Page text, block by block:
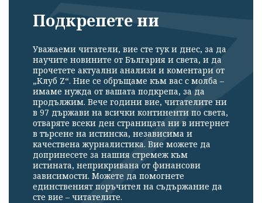
Подкрепете ни
Уважаеми читатели, вие сте тук и днес, за да
научите новините от България и света, и да
прочетете актуални анализи и коментари от
„Клуб Z“. Ние се обръщаме към вас с молба –
имаме нужда от вашата подкрепа, за да
продължим. Вече години вие, читателите ни
в 97 държави на всички континенти по света,
отваряте всеки ден страницата ни в интернет
в търсене на истинска, независима и
качествена журналистика. Вие можете да
допринесете за нашия стремеж към
истината, неприкривана от финансови
зависимости. Можете да помогнете
единственият поръчител на съдържание да
сте вие – читателите.